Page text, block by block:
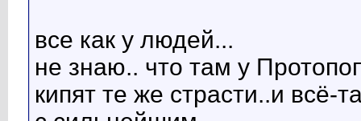
все как у людей...
не знаю.. что там у
кипят те же страсти..и всё-